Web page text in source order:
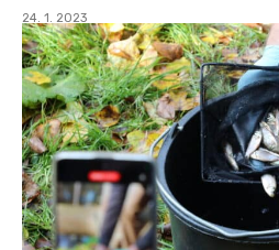
24. 1. 2023